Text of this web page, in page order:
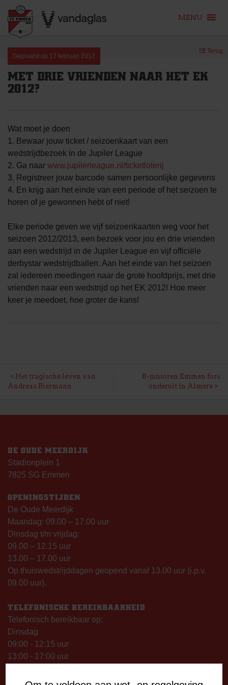
content
MENU
Geplaatst op 17 februari 2012
Terug
MET DRIE VRIENDEN NAAR HET EK
2012?
Wat moet je doen
1. Bewaar jouw ticket / seizoenkaart van een
wedstrijdbezoek in de Jupiler League
2. Ga naar www.jupilerleague.nl/ticketloterij
3. Registreer jouw barcode samen persoonlijke gegevens
4. En krijg aan het einde van een periode of het seizoen te
horen of je gewonnen hebt of niet!
Elke periode geven we vijf seizoenkaarten weg voor het
seizoen 2012/2013, een bezoek voor jou en drie vrienden
aan een wedstrijd in de Jupiler League en vijf officiële
derbystar wedstrijdballen. Aan het einde van het seizoen
zal iedereen meedingen naar de grote hoofdprijs, met drie
vrienden naar een wedstrijd op het EK 2012! Hoe meer
keer je meedoet, hoe groter de kans!
BERICHT
Het tragische leven van
Andreas Biermann
B-junioren Emmen fors
onderuit in Almere
DE OUDE MEERDIJK
Stadionplein 1
7825 SG Emmen
OPENINGSTIJDEN
De Oude Meerdijk
Maandag: 09.00 – 17.00 uur
Dinsdag t/m vrijdag:
09.00 – 12.15 uur
13.00 – 17.00 uur
Op thuiswedstrijddagen geopend vanaf 13.00 uur (i.p.v.
09.00 uur).
TELEFONISCHE BEREIKBAARHEID
Telefonisch bereikbaar op:
Dinsdag
09:00 - 12:15 uur
13:00 - 17:00 uur
13:00 - 17:00 uur